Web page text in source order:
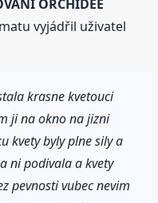
ORCHIDEE
vyjádřil uživatel
krasne kvetouci
ji na okno na jizni
kvety byly plne sily a
ni podivala a kvety
pevnosti vubec nevim